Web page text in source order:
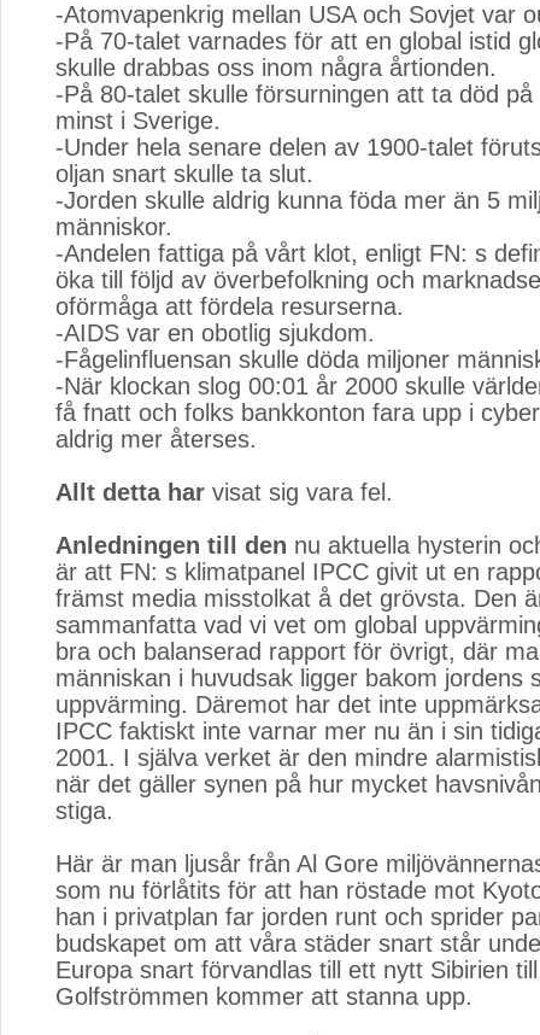
-Atomvapenkrig mellan USA och Sovjet var
-På 70-talet varnades för att en global istid
skulle drabbas oss inom några årtionden.
-På 80-talet skulle försurningen att ta död
minst i Sverige.
-Under hela senare delen av 1900-talet
oljan snart skulle ta slut.
-Jorden skulle aldrig kunna föda mer än 5
människor.
-Andelen fattiga på vårt klot, enligt FN: s
öka till följd av överbefolkning och
oförmåga att fördela resurserna.
-AIDS var en obotlig sjukdom.
-Fågelinfluensan skulle döda miljoner
-När klockan slog 00:01 år 2000 skulle
få fnatt och folks bankkonton fara upp i
aldrig mer återses.
Allt detta har visat sig vara fel.
Anledningen till den nu aktuella hysterin
är att FN: s klimatpanel IPCC givit ut en
främst media misstolkat å det grövsta. Den
sammanfatta vad vi vet om global
bra och balanserad rapport för övrigt, där
människan i huvudsak ligger bakom jordens
uppvärming. Däremot har det inte
IPCC faktiskt inte varnar mer nu än i sin
2001. I själva verket är den mindre
när det gäller synen på hur mycket
stiga.
Här är man ljusår från Al Gore
som nu förlåtits för att han röstade mot
han i privatplan far jorden runt och sprider
budskapet om att våra städer snart står
Europa snart förvandlas till ett nytt Sibirien
Golfströmmen kommer att stanna upp.